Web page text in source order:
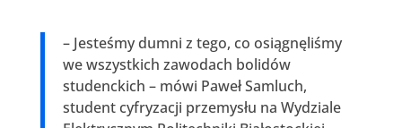
– Jesteśmy dumni z tego, co osiągnęliśmy
we wszystkich zawodach bolidów
studenckich – mówi Paweł Samluch,
student cyfryzacji przemysłu na Wydziale